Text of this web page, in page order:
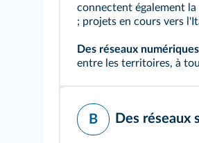
connectent également la
; projets en cours vers
Des réseaux
entre les territoires, à
B Des réseaux